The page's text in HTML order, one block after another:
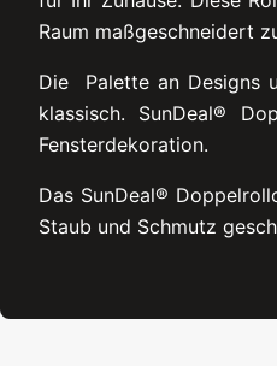
Raum maßgeschneidert
Die Palette an Designs
klassisch. SunDeal®
Fensterdekoration.
Das SunDeal®
Staub und Schmutz